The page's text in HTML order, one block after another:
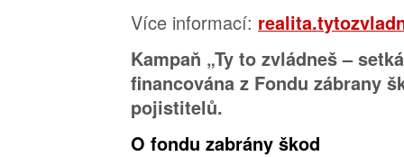
Více informací:
Kampaň „Ty to zvládneš –
financována z Fondu zábrany
pojistitelů.
O fondu zabrány škod